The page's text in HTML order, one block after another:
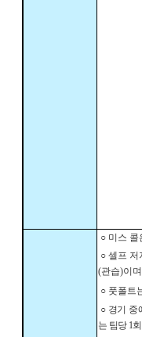
○ 미스 콜
○ 셀프
(관습)이며
○ 풋폴트
○ 경기 중
는 팀당 1